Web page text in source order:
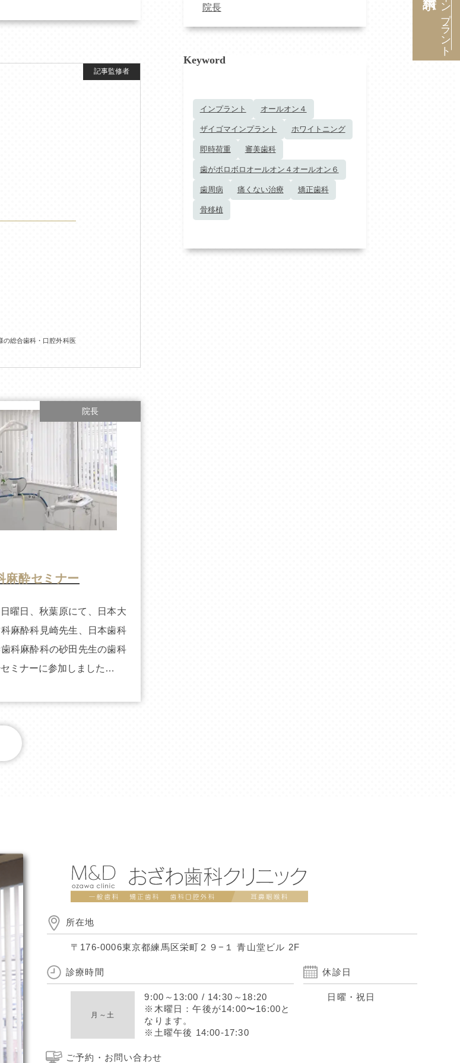
の総合歯科・口腔外科医
院長
麻酔セミナー
曜日、秋葉原にて、日本大
麻酔科見崎先生、日本歯科
科麻酔科の砂田先生の歯科
ミナーに参加しました…
院長
Keyword
インプラント オールオン４
ザイゴマインプラント ホワイトニング
即時荷重 審美歯科
歯がボロボロオールオン４オールオン６
歯周病 痛くない治療 矯正歯科
骨移植
所在地
〒176-0006東京都練馬区栄町２９−１ 青山堂ビル 2F
診療時間
月～土
9:00 ～ 13:00 / 14:30 ～ 18:20
※木曜日：午後が14:00〜16:00と
なります。
※土曜午後 14:00-17:30
休診日
日曜・祝日
ご予約・お問い合わせ
インプラント